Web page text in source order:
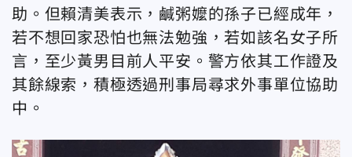
助。但賴清美表示，鹹粥嬤的孫子已經成年，
若不想回家恐怕也無法勉強，若如該名女子所
言，至少黃男目前人平安。警方依其工作證及
其餘線索，積極透過刑事局尋求外事單位協助
中。